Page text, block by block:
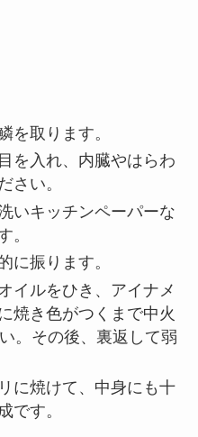
を取ります。
を入れ、内臓やはらわ
さい。
いキッチンペーパーな
。
に振ります。
イルをひき、アイナメ
焼き色がつくまで中火
。その後、裏返して弱
に焼けて、中身にも十
です。